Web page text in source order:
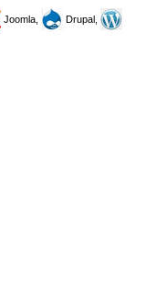
Joomla,
Drupal,